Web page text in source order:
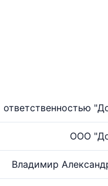
ООО
Владимир